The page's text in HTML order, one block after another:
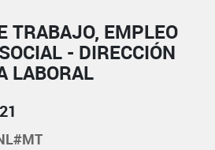
TRABAJO, EMPLEO
- DIRECCIÓN
LABORAL